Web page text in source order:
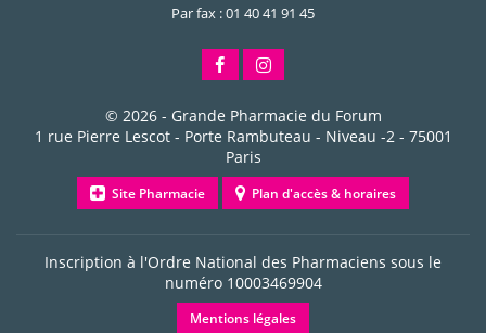
Par fax : 01 40 41 91 45
© 2026 - Grande Pharmacie du Forum
1 rue Pierre Lescot - Porte Rambuteau - Niveau -2- 75001
Paris
Site Pharmacie Plan d'accès & horaires
Inscription à l'Ordre National des Pharmaciens sous le
numéro 10003469904
Mentions légales